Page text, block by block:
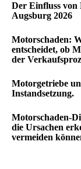
Der Einfluss von
Augsburg 2026
Motorschaden:
entscheidet, ob
der
Motorgetriebe
Instandsetzung.
Motorschaden-
die Ursachen
vermeiden